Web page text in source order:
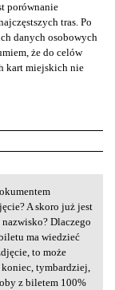
porównanie
tras. Po
danych osobowych
że do celów
kart miejskich nie
jestA skoro już jest
Dlaczego
ma wiedzieć
to może
tymbardziej,
z biletem 100%